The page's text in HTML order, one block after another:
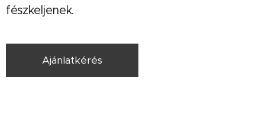
fészkeljenek.
Ajánlatkérés